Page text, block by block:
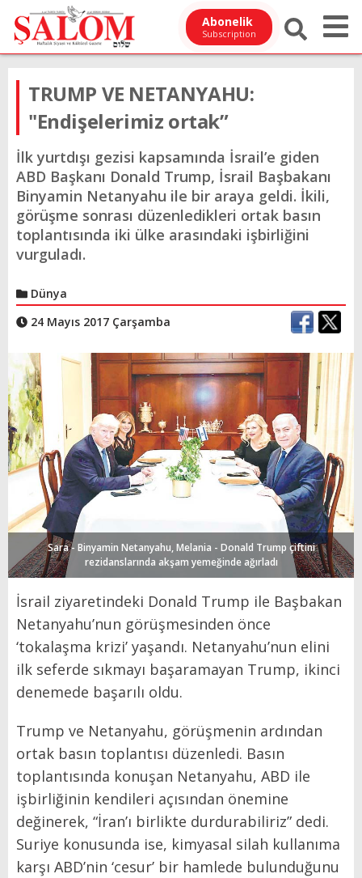
Abonelik
Subscription
TRUMP VE NETANYAHU:
"Endişelerimiz ortak”
İlk yurtdışı gezisi kapsamında İsrail’e giden
ABD Başkanı Donald Trump, İsrail Başbakanı
Binyamin Netanyahu ile bir araya geldi. İkili,
görüşme sonrası düzenledikleri ortak basın
toplantısında iki ülke arasındaki işbirliğini
vurguladı.
Dünya
24 Mayıs 2017 Çarşamba
Sara - Binyamin Netanyahu, Melania - Donald Trump çiftini
rezidanslarında akşam yemeğinde ağırladı
İsrail ziyaretindeki Donald Trump ile Başbakan
Netanyahu’nun görüşmesinden önce
‘tokalaşma krizi’ yaşandı. Netanyahu’nun elini
ilk seferde sıkmayı başaramayan Trump, ikinci
denemede başarılı oldu.
Trump ve Netanyahu, görüşmenin ardından
ortak basın toplantısı düzenledi. Basın
toplantısında konuşan Netanyahu, ABD ile
işbirliğinin kendileri açısından önemine
değinerek, “İran’ı birlikte durdurabiliriz” dedi.
Suriye konusunda ise, kimyasal silah kullanıma
karşı ABD’nin ‘cesur’ bir hamlede bulunduğunu